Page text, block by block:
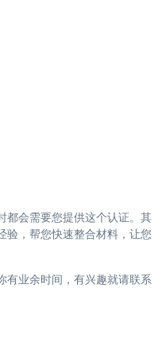
都会需要您提供这个认证。其
验，帮您快速整合材料，让您
有业余时间，有兴趣就请联系